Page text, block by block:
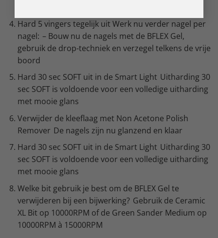
Hard 5 vingers tegelijk uit Werk nu verder nagel per
nagel: – Bouw nu de nagels met de BFLEX Gel,
gebruik de drop-techniek en verzegel telkens de vrije
boord
Hard 30 sec SOFT uit in de Smart Light Uitharding 30
sec SOFT is voldoende voor een volledige uitharding
met mooie glans
Verwijder de kleeflaag met Non Acetone Polish
Remover De nagels zijn nu glanzend en klaar
Hard 30 sec SOFT uit in de Smart Light Uitharding 30
sec SOFT is voldoende voor een volledige uitharding
met mooie glans
Welke bit gebruik je best om de BFLEX Gel te
verwijderen bij een bijwerking? Gebruik de Ceramic
XL Bit op 10000RPM of de Green Sander Medium op
10000RPM à 15000RPM